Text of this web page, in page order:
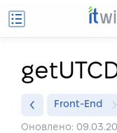
Front-End
Оновлено: